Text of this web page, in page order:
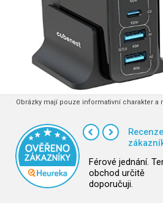
Obrázky mají pouze informativní charakter
Férové jednání.
obchod určitě
doporučuji.